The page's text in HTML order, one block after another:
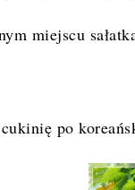
miejscu
cukinię po